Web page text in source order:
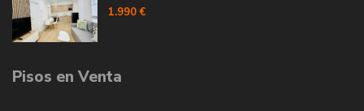
1.990 €
Pisos en Venta